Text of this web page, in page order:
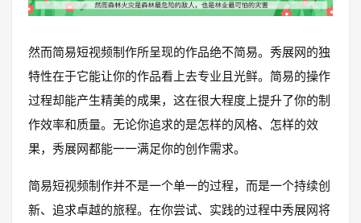
然而简易短视频制作所呈现的作品绝不简易。秀展网的独
特性在于它能让你的作品看上去专业且光鲜。简易的操作
过程却能产生精美的成果，这在很大程度上提升了你的制
作效率和质量。无论你追求的是怎样的风格、怎样的效
果，秀展网都能一一满足你的创作需求。
简易短视频制作并不是一个单一的过程，而是一个持续创
新、追求卓越的旅程。在你尝试、实践的过程中秀展网将